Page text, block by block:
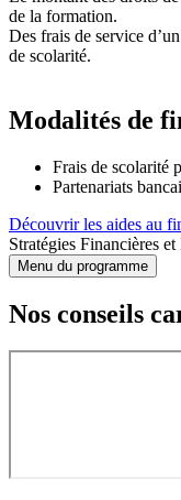
de la formation.
Des frais de service
de scolarité.
Modalités de
Frais de scolarité
Partenariats
Découvrir les aides au
Stratégies Financières
Menu du programme
Nos conseils